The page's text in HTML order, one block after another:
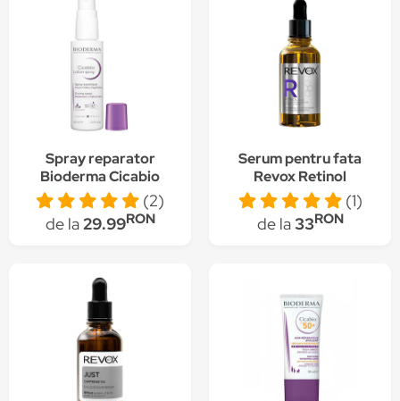
Spray reparator
Bioderma Cicabio
pentru piele iritata si
cu leziuni, 40 ml
(2)
de la29.99RON
Serum pentru fata
Revox Retinol
Unifying Regenerator,
30 ml
(1)
de la33RON